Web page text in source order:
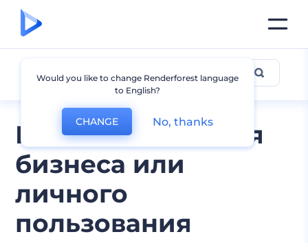
Мокапы сайта для
бизнеса или
личного
пользования
Мокапы сайтов
Would you like to change Renderforest language
to English?
CHANGE No, thanks